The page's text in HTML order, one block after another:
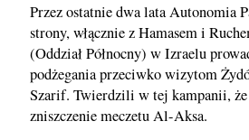
Przez ostatnie dwa lata Autonomia
strony, włącznie z Hamasem i
(Oddział Północny) w Izraelu
podżegania przeciwko wizytom
Szarif. Twierdzili w tej kampanii,
zniszczenie meczetu Al-Aksa.